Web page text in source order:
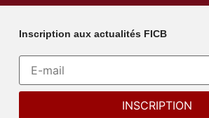
Inscription aux actualités FICB